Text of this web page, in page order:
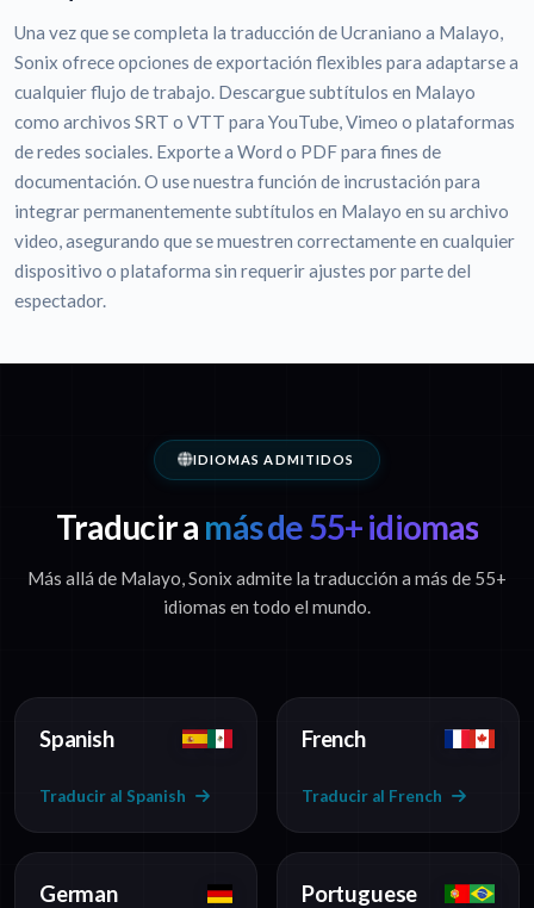
Una vez que se completa la traducción de Ucraniano a Malayo,
Sonix ofrece opciones de exportación flexibles para adaptarse a
cualquier flujo de trabajo. Descargue subtítulos en Malayo
como archivos SRT o VTT para YouTube, Vimeo o plataformas
de redes sociales. Exporte a Word o PDF para fines de
documentación. O use nuestra función de incrustación para
integrar permanentemente subtítulos en Malayo en su archivo
video, asegurando que se muestren correctamente en cualquier
dispositivo o plataforma sin requerir ajustes por parte del
espectador.
IDIOMAS ADMITIDOS
Traducir a más de 55+ idiomas
Más allá de Malayo, Sonix admite la traducción a más de 55+
idiomas en todo el mundo.
Spanish
Traducir al Spanish
French
Traducir al French
German Portuguese